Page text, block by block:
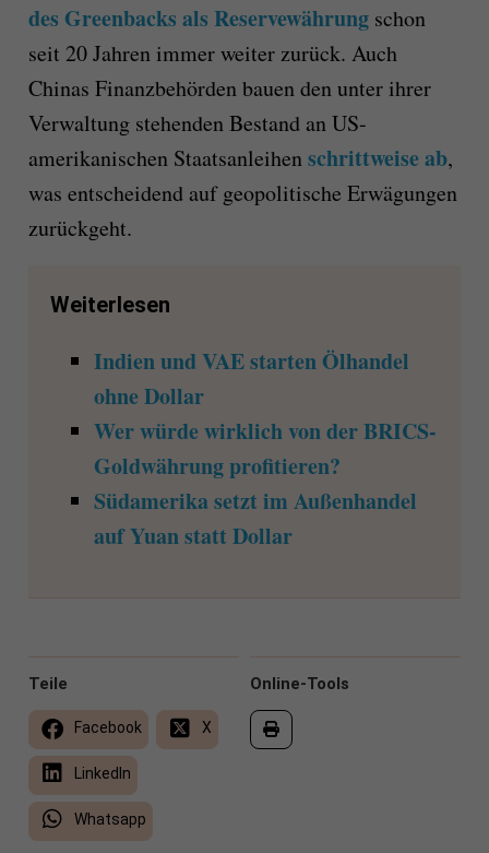
des Greenbacks als Reservewährungschon
seit 20 Jahren immer weiter zurück. Auch
Chinas Finanzbehörden bauen den unter ihrer
Verwaltung stehenden Bestand an US-
amerikanischen Staatsanleihenschrittweise ab,
was entscheidend auf geopolitische Erwägungen
zurückgeht.
Weiterlesen
Indien und VAE starten Ölhandel
ohne Dollar
Wer würde wirklich von der BRICS-
Goldwährung profitieren?
Südamerika setzt im Außenhandel
auf Yuan statt Dollar
Online-Tools
Teile
Facebook X
LinkedIn
Whatsapp